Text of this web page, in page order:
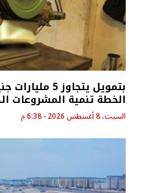
بتمويل
الخطة تنمية المشروعات
السبت، 8 أغسطس 2026 - 6:38 م